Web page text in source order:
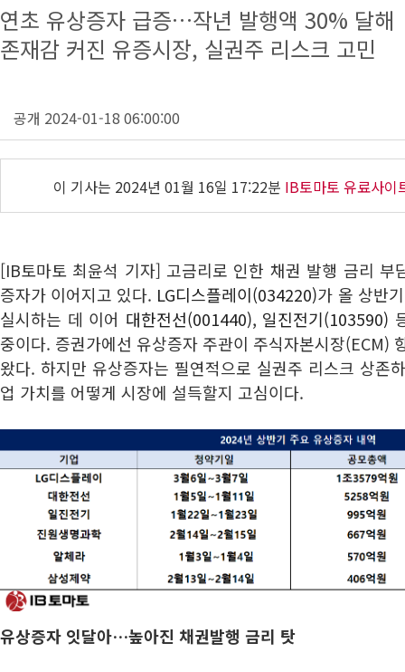
연초 유상증자 급증…작년 발행액 30% 달해
존재감 커진 유증시장, 실권주 리스크 고민
공개 2024-01-18 06:00:00
이 기사는 2024년 01월 16일 17:22분 IB토마토 유료사이
[IB토마토 최윤석 기자] 고금리로 인한 채권 발행 금리 부
증자가 이어지고 있다. LG디스플레이(034220)가 올 상반
실시하는 데 이어 대한전선(001440), 일진전기(103590)
중이다. 증권가에선 유상증자 주관이 주식자본시장(ECM)
왔다. 하지만 유상증자는 필연적으로 실권주 리스크 상존
업 가치를 어떻게 시장에 설득할지 고심이다.
유상증자 잇달아…높아진 채권발행 금리 탓